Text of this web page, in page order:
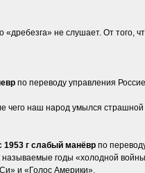
не слушает. От того,
по переводу управления
наш народ умылся страшной
1953 г слабый манёвр по
годы «холодной
и «Голос Америки».